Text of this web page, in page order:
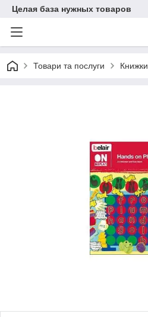
Целая база нужных товаров
Товари та послуги Книжки